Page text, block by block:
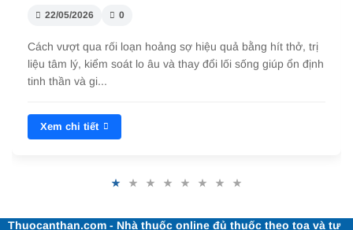
22/05/2026 0
Cách vượt qua rối loạn hoảng sợ hiệu quả bằng hít thở, trị
liệu tâm lý, kiểm soát lo âu và thay đổi lối sống giúp ổn định
tinh thần và gi...
Xem chi tiết
Thuocanthan.com - Nhà thuốc online đủ thuốc theo toa và tư